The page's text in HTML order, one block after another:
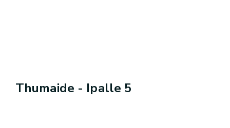
Thumaide - Ipalle 5